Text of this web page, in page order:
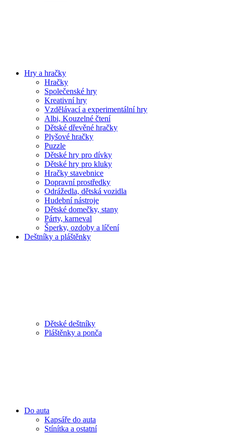
Hry a hračky
Hračky
Společenské hry
Kreativní hry
Vzdělávací a experimentální hry
Albi, Kouzelné čtení
Dětské dřevěné hračky
Plyšové hračky
Puzzle
Dětské hry pro dívky
Dětské hry pro kluky
Hračky stavebnice
Dopravní prostředky
Odrážedla, dětská vozidla
Hudební nástroje
Dětské domečky, stany
Párty, karneval
Šperky, ozdoby a líčení
Deštníky a pláštěnky
Dětské deštníky
Pláštěnky a ponča
Do auta
Kapsáře do auta
Stínítka a ostatní